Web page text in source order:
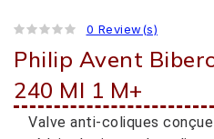
0 Review(s)
Philip Avent
240 Ml 1 M+
Valve anti-coliques conçue